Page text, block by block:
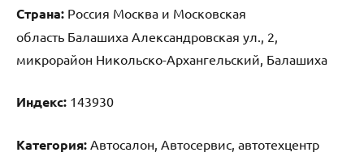
Страна: Россия Москва и Московская
область Балашиха Александровская ул., 2,
микрорайон Никольско-Архангельский, Балашиха
Индекс: 143930
Категория: Автосалон, Автосервис, автотехцентр